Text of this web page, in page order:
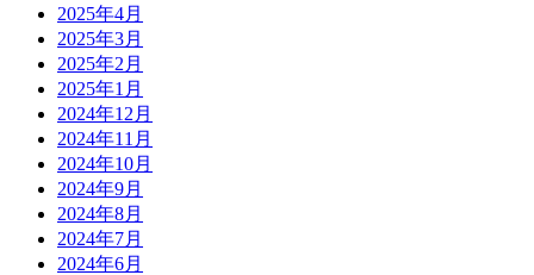
2025年4月
2025年3月
2025年2月
2025年1月
2024年12月
2024年11月
2024年10月
2024年9月
2024年8月
2024年7月
2024年6月